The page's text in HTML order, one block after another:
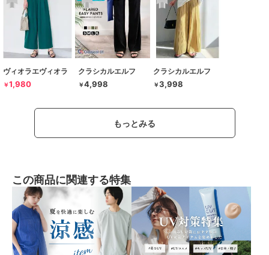
ヴィオラエヴィオラ
￥1,980
クラシカルエルフ
￥4,998
クラシカルエルフ
￥3,998
もっとみる
この商品に関連する特集